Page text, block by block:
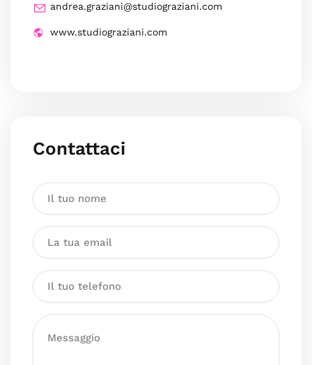
andrea.graziani@studiograziani.com
www.studiograziani.com
Contattaci